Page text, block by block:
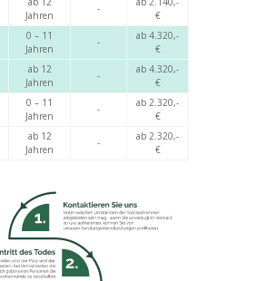
Jahren
-
€
0 – 11
Jahren
-
ab 4.320,-
€
ab 12
Jahren
-
ab 4.320,-
€
0 – 11
Jahren
-
ab 2.320,-
€
ab 12
Jahren
-
ab 2.320,-
€